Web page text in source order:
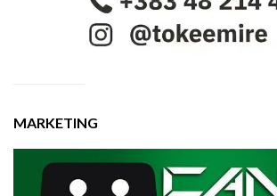
MARKETING